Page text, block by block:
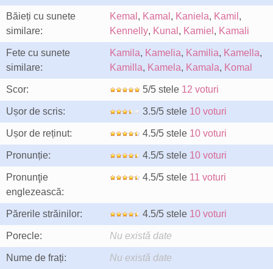
Băieți cu sunete
similare:
Kemal , Kamal , Kaniela, Kamil ,
Kennelly, Kunal , Kamiel , Kamali
Fete cu sunete
similare:
Kamila, Kamelia, Kamilia, Kamella,
Kamilla, Kamela, Kamala, Komal
Scor: 5/5 stele 12 voturi
Ușor de scris: 3.5/5 stele 10 voturi
Ușor de reținut: 4.5/5 stele 10 voturi
Pronunție: 4.5/5 stele 10 voturi
Pronunţie
englezească:
4.5/5 stele 11 voturi
Părerile străinilor: 4.5/5 stele 10 voturi
Porecle: Nu există date
Nume de frați: Nu există date